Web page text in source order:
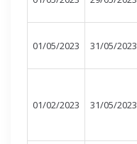
01/05/2023 31/05/2023
01/02/2023 31/05/2023